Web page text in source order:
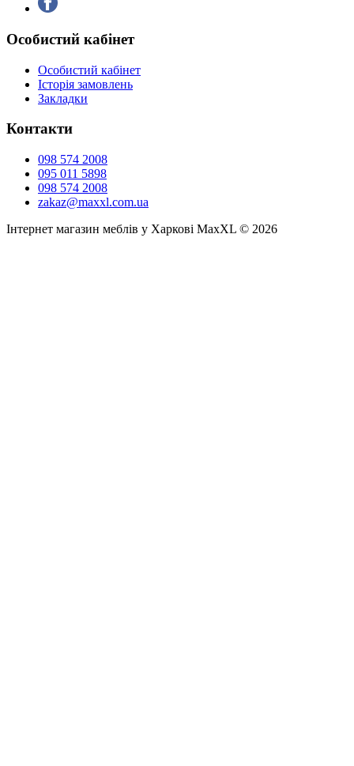
Особистий кабінет
Особистий кабінет
Історія замовлень
Закладки
Контакти
098 574 2008
095 011 5898
098 574 2008
zakaz@maxxl.com.ua
Інтернет магазин меблів у Харкові MaxXL © 2026